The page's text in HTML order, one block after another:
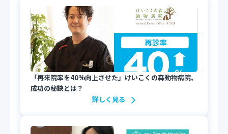
「再来院率を40%向上させた」けいこくの森動物病院、
成功の秘訣とは？
詳しく見る